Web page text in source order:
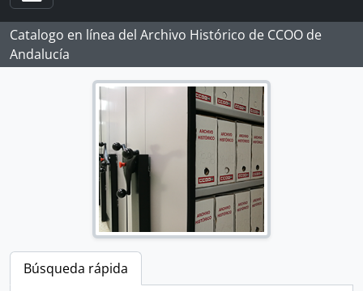
Toggle navigation
Catalogo en línea del Archivo Histórico de CCOO de
Andalucía
Búsqueda rápida